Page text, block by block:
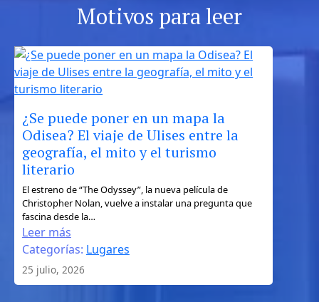
edición
independiente
Motivos para leer
¿Se puede poner en un mapa la
Odisea? El viaje de Ulises entre la
geografía, el mito y el turismo
literario
El estreno de “The Odyssey”, la nueva película de
Christopher Nolan, vuelve a instalar una pregunta que
fascina desde la…
Leer más
:
¿Se
puede
poner
un
Categorías: Lugares
25 julio, 2026